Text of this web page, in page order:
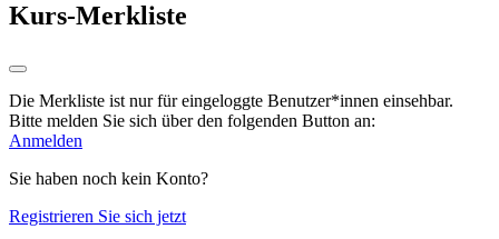
Kurs-Merkliste
Die Merkliste ist nur für eingeloggte Benutzer*innen einsehbar.
Bitte melden Sie sich über den folgenden Button an:
Anmelden
Sie haben noch kein Konto?
Registrieren Sie sich jetzt